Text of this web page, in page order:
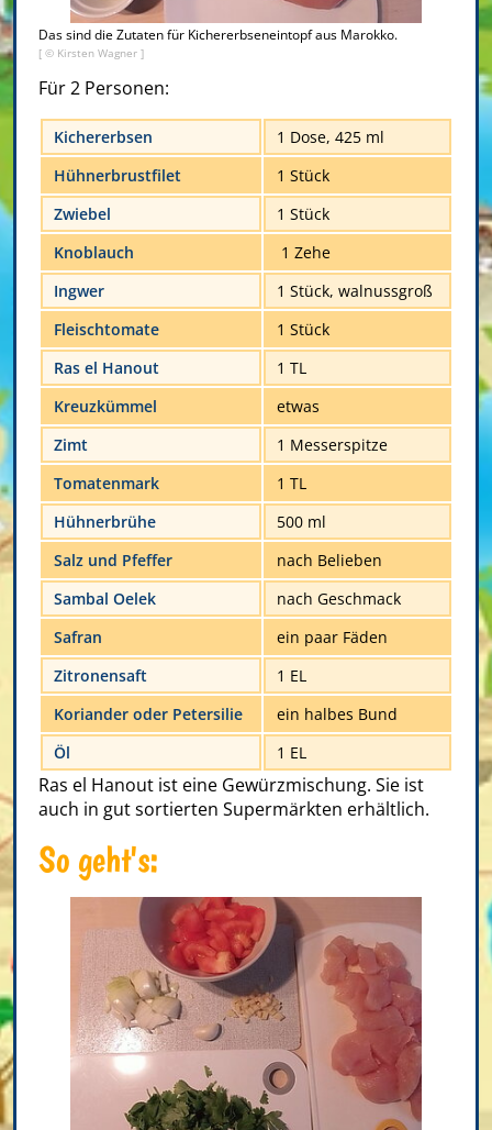
Das sind die Zutaten für Kichererbseneintopf aus Marokko.
[ © Kirsten Wagner ]
Für 2 Personen:
Kichererbsen
1 Dose, 425 ml
Hühnerbrustfilet
1 Stück
Zwiebel
1 Stück
Knoblauch
1 Zehe
Ingwer
1 Stück, walnussgroß
Fleischtomate
1 Stück
Ras el Hanout
1 TL
Kreuzkümmel
etwas
Zimt
1 Messerspitze
Tomatenmark
1 TL
Hühnerbrühe
500 ml
Salz und Pfeffer
nach Belieben
Sambal Oelek
nach Geschmack
Safran
ein paar Fäden
Zitronensaft
1 EL
Koriander oder Petersilie
ein halbes Bund
Öl
1 EL
Ras el Hanout ist eine Gewürzmischung. Sie ist
auch in gut sortierten Supermärkten erhältlich.
So geht's: